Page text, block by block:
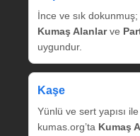
İnce ve sık
Kumaş Alanlarve
uygundur.
Kaşe
Yünlü ve sert yapısı
kumas.org’ta Kumaş